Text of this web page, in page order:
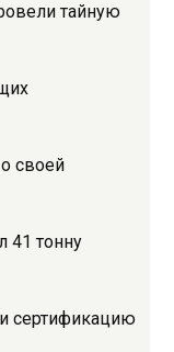
тайную
своей
41 тонну
сертификацию